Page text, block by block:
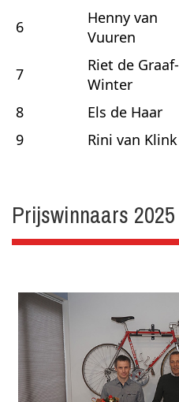
6
Henny van
Vuuren
7
Riet de Graaf-
Winter
8
Els de Haar
9
Rini van Klink
Prijswinnaars 2025